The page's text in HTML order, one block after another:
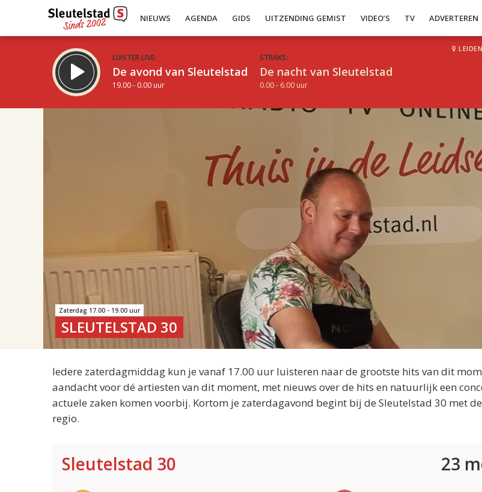
NIEUWS AGENDA GIDS UITZENDING GEMIST VIDEO’S TV ADVERTEREN
LUISTER LIVE:
De avond van Sleutelstad
19.00 - 0.00 uur
STRAKS:
De nacht van Sleutelstad
0.00 - 6.00 uur
LEIDEN
Zaterdag 17.00 - 19.00 uur
SLEUTELSTAD 30
Iedere zaterdagmiddag kun je vanaf 17.00 uur luisteren naar de grootste hits van dit
aandacht voor dé artiesten van dit moment, met nieuws over de hits en natuurlijk een
actuele zaken komen voorbij. Kortom je zaterdagavond begint bij de Sleutelstad 30 met
regio.
Sleutelstad 30 23